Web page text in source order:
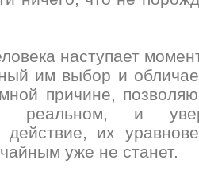
наступает
им выбор и
причине,
реальном, и
действие, их
уже не станет.